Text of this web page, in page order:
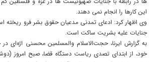
این کارها را انجام نمی دهند.
وی اظهار کرد: ادعای تمدنی مدعیان حقوق بشر فرو ریخته
جنایات علیه بشریت ساکت است.
به گزارش ایرنا، حجت‌الاسلام والمسلمین محسنی اژه‌ای